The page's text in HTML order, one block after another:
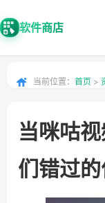
软件商店
当前位置： 首页 >
当咪咕
们错过